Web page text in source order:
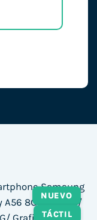
NUEVO
TÁCTIL